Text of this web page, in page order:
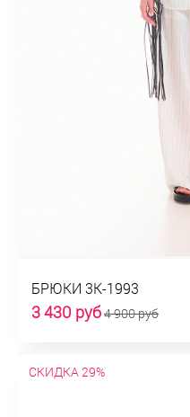
БРЮКИ 3К-1993
3 430 руб4 900 руб
СКИДКА 29%